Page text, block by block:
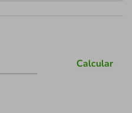
Calcular